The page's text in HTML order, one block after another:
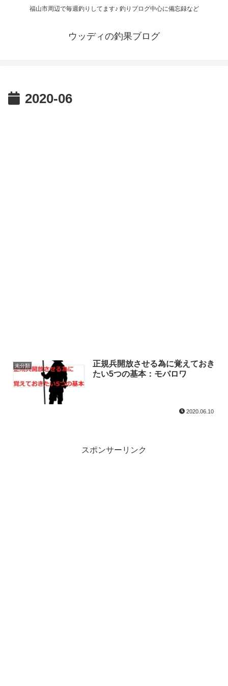
福山市周辺で毎週釣りしてます♪ 釣りブログ中心に備忘録など
ウッディの釣果ブログ
2020-06
未分類
正規兵開放させる為に覚えておき
たい5つの基本：モバロワ
2020.06.10
スポンサーリンク